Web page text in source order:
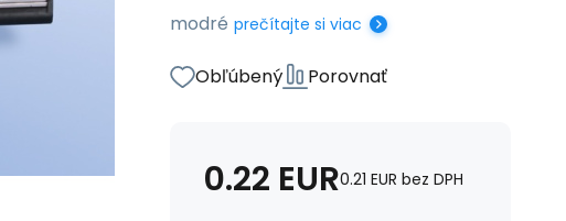
modré prečítajte si viac
Obľúbený Porovnať
0.22 EUR0.21 EUR bez DPH